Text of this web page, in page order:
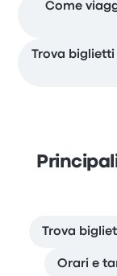
Come
Trova
Trova
Orari e